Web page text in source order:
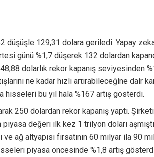
düşüşle 129,31 dolara geriledi. Yapay
günü %1,7 düşerek 132 dolardan
dolarlık rekor kapanış seviyesinden
ne kadar hızlı artırabileceğine dair
bu yıl hala %167 artış gösterdi.
250 dolardan rekor kapanış yaptı.
değeri ilk kez 1 trilyon doları
ve ağ altyapısı fırsatının 60 milyar ila 90
piyasa öncesinde %1,8 artış